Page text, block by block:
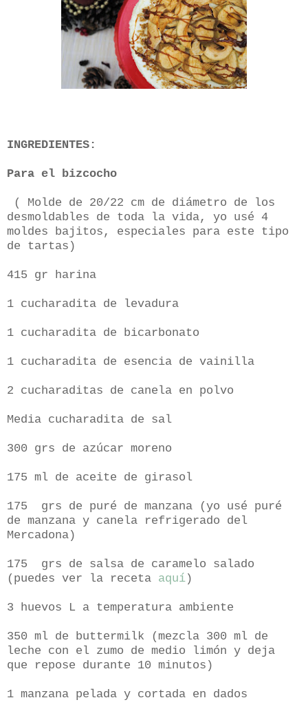
INGREDIENTES:
Para el bizcocho
( Molde de 20/22 cm de diámetro de los
desmoldables de toda la vida, yo usé 4
moldes bajitos, especiales para este tipo
de tartas)
415 gr harina
1 cucharadita de levadura
1 cucharadita de bicarbonato
1 cucharadita de esencia de vainilla
2 cucharaditas de canela en polvo
Media cucharadita de sal
300 grs de azúcar moreno
175 ml de aceite de girasol
175 grs de puré de manzana (yo usé puré
de manzana y canela refrigerado del
Mercadona)
175 grs de salsa de caramelo salado
(puedes ver la receta aquí)
3 huevos L a temperatura ambiente
350 ml de buttermilk (mezcla 300 ml de
leche con el zumo de medio limón y deja
que repose durante 10 minutos)
1 manzana pelada y cortada en dados